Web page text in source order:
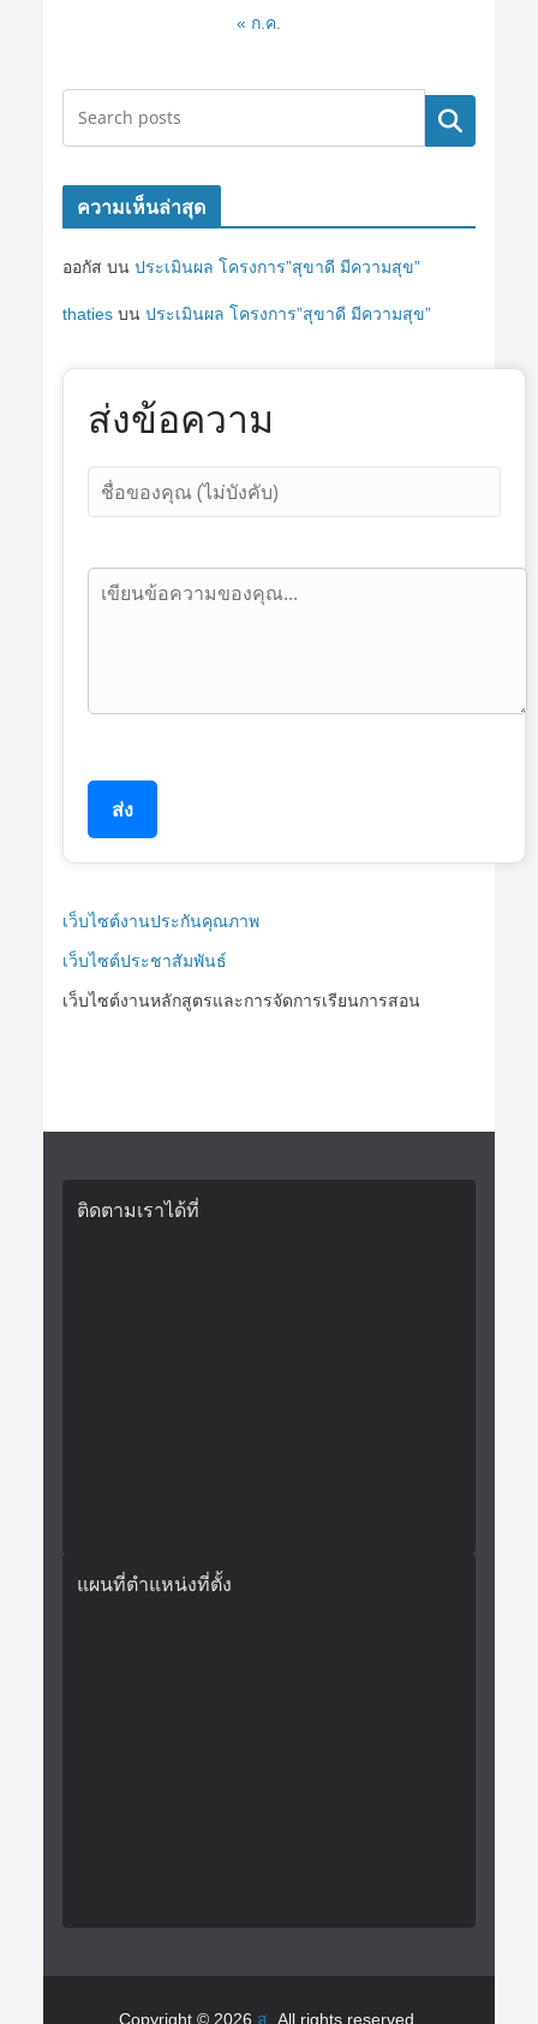
« ก.ค.
ค้นหา
ความเห็นล่าสุด
ออกัส บน ประเมินผล โครงการ”สุขาดี มีความสุข”
thatiesบน ประเมินผล โครงการ”สุขาดี มีความสุข”
ส่งข้อความ
ส่ง
เว็บไซต์งานประกันคุณภาพ
เว็บไซต์ประชาสัมพันธ์
เว็บไซต์งานหลักสูตรและการจัดการเรียนการสอน
ติดตามเราได้ที่
แผนที่ตำแหน่งที่ตั้ง
Copyright © 2026 ส . All rights reserved.